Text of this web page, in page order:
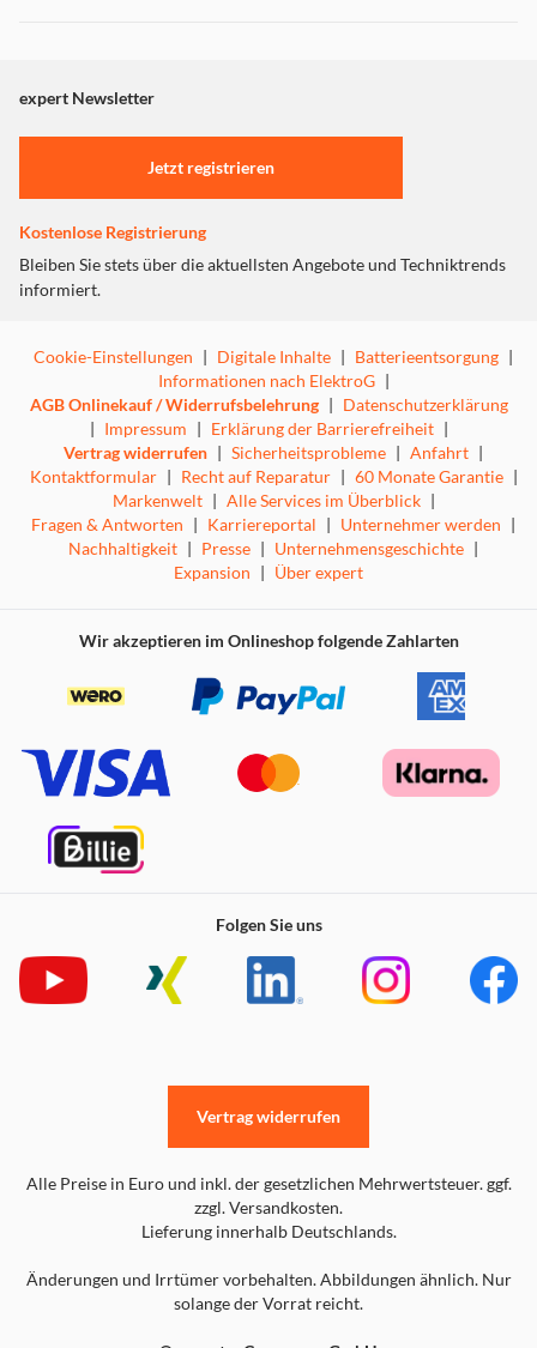
"Marketing".
Einstellungen anpassen
expert Newsletter
Jetzt registrieren
Kostenlose Registrierung
Bleiben Sie stets über die aktuellsten Angebote und Techniktrends
informiert.
Cookie-Einstellungen | Digitale Inhalte | Batterieentsorgung |
Informationen nach ElektroG |
AGB Onlinekauf / Widerrufsbelehrung | Datenschutzerklärung
| Impressum | Erklärung der Barrierefreiheit |
Vertrag widerrufen | Sicherheitsprobleme | Anfahrt |
Kontaktformular | Recht auf Reparatur | 60 Monate Garantie |
Markenwelt | Alle Services im Überblick |
Fragen & Antworten | Karriereportal | Unternehmer werden |
Nachhaltigkeit | Presse | Unternehmensgeschichte |
Expansion | Über expert
Wir akzeptieren im Onlineshop folgende Zahlarten
Folgen Sie uns
Alle Preise in Euro und inkl. der gesetzlichen Mehrwertsteuer. ggf.
zzgl. Versandkosten.
Lieferung innerhalb Deutschlands.
Änderungen und Irrtümer vorbehalten. Abbildungen ähnlich. Nur
solange der Vorrat reicht.
Vertrag widerrufen